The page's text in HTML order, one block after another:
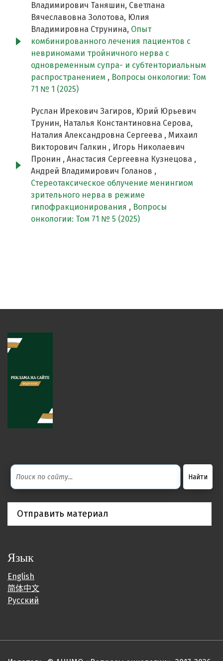
Владимирович Таняшин, Светлана
Вячеславовна Золотова, Юлия
Владимировна Струнина, Опыт
комбинированного лечения пациентов с
невриномами тройничного нерва c
одновременным супра- и субтенториальным
распространением , Вопросы онкологии: Том
71 № 1 (2025)
Руслан Ирекович Загиров, Юрий Юрьевич
Трунин, Наталья Константиновна Серова,
Наталия Александровна Сергеева , Михаил
Викторович Галкин , Игорь Николаевич
Пронин , Анастасия Сергеевна Кузнецова ,
Андрей Владимирович Голанов ,
Стереотаксическое облучение менингиом
зрительного нерва в режиме
гипофракционирования , Вопросы
онкологии: Том 71 № 5 (2025)
Отправить материал
Язык
English
简体中文
Русский